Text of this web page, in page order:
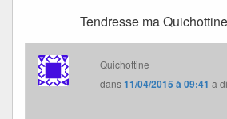
Tendresse ma
Quichottine
dans11/04/2015 à 09:41 a